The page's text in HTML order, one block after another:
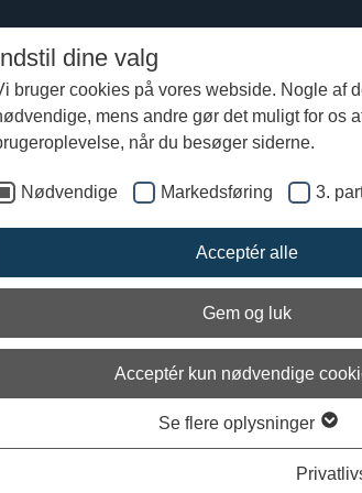
dine valg
bruger cookies på vores webside. Nogle af
mens andre gør det muligt for os
når du besøger siderne.
Nødvendige Markedsføring 3.
Acceptér alle
Gem og luk
Acceptér kun nødvendige
Se flere oplysninger
Gislingebådens skrog Stævne og køl
stævn